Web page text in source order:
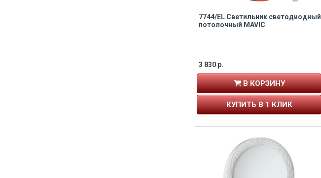
7744/EL Светильник светодиодный
потолочный MAVIC
3 830 р.
В КОРЗИНУ
КУПИТЬ В 1 КЛИК